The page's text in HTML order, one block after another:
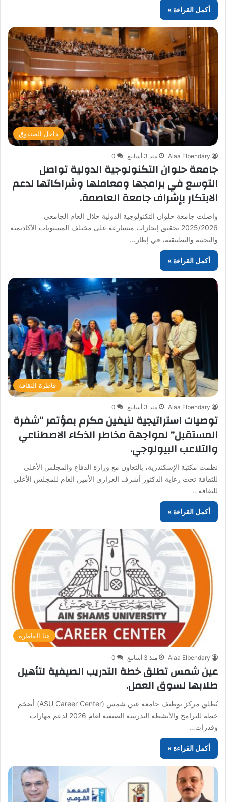
أكمل القراءة »
داخل الصندوق
Alaa Elbendary منذ 3 أسابيع 0
جامعة حلوان التكنولوجية الدولية تواصل
التوسع في برامجها ومعاملها وشراكاتها لدعم
الابتكار بإشراف جامعة العاصمة.
واصلت جامعة حلوان التكنولوجية الدولية خلال العام الجامعي
2025/2026 تحقيق إنجازات متسارعة على مختلف المستويات الأكاديمية
والبحثية والتطبيقية، في إطار…
أكمل القراءة »
قاطرة الثقافة
Alaa Elbendary منذ 3 أسابيع 0
توصيات استراتيجية لنيفين مكرم بمؤتمر “شفرة
المستقبل” لمواجهة مخاطر الذكاء الاصطناعي
والتلاعب البيولوجي.
نظمت مكتبة الإسكندرية، بالتعاون مع وزارة الدفاع والمجلس الأعلى
للثقافة تحت رعاية الدكتور أشرف العزازي الأمين العام للمجلس الأعلى
للثقافة…
أكمل القراءة »
هنا القاطرة
Alaa Elbendary منذ 3 أسابيع 0
عين شمس تطلق خطة التدريب الصيفية لتأهيل
طلابها لسوق العمل.
يُطلق مركز توظيف جامعة عين شمس (ASU Career Center) أضخم
خطة للبرامج والأنشطة التدريبية الصيفية لعام 2026 لدعم مهارات
وقدرات…
أكمل القراءة »